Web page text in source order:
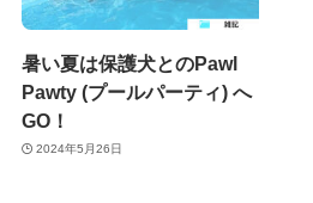
暑い夏は保護犬とのPawl
Pawty (プールパーティ) へ
GO！
2024年5月26日